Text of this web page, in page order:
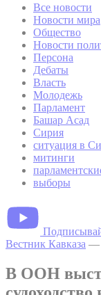
Все новости
Новости мира
Общество
Новости
Персона
Дебаты
Власть
Молодежь
Парламент
Башар Асад
Сирия
ситуация в
митинги
выборы
Вестник Кавказа —
В ООН